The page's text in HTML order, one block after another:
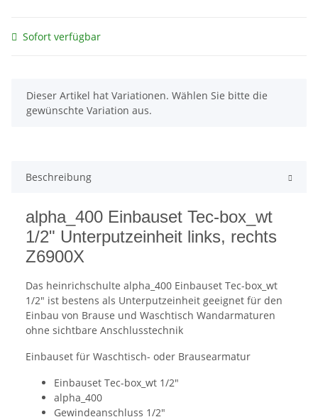
Sofort verfügbar
x
Dieser Artikel hat Variationen. Wählen Sie bitte die
gewünschte Variation aus.
Beschreibung
alpha_400 Einbauset Tec-box_wt
1/2" Unterputzeinheit links, rechts
Z6900X
Das heinrichschulte alpha_400 Einbauset Tec-box_wt
1/2" ist bestens als Unterputzeinheit geeignet für den
Einbau von Brause und Waschtisch Wandarmaturen
ohne sichtbare Anschlusstechnik
Einbauset für Waschtisch- oder Brausearmatur
Einbauset Tec-box_wt 1/2"
alpha_400
Gewindeanschluss 1/2"